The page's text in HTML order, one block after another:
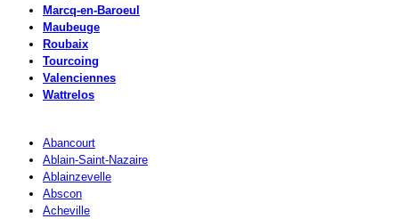
Marcq-en-Baroeul
Maubeuge
Roubaix
Tourcoing
Valenciennes
Wattrelos
Abancourt
Ablain-Saint-Nazaire
Ablainzevelle
Abscon
Acheville